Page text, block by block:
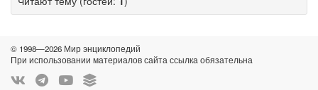
© 1998—2026 Мир энциклопедий
При использовании материалов сайта ссылка обязательна